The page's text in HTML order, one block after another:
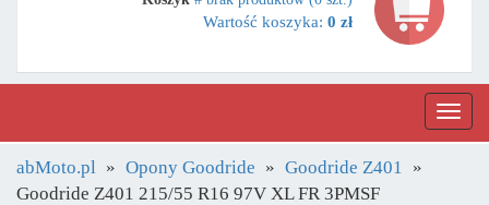
Wartość koszyka: 0 zł
abMoto.pl Opony Goodride
Goodride Z401
Goodride Z401 215/55 R16 97V XL FR 3PMSF